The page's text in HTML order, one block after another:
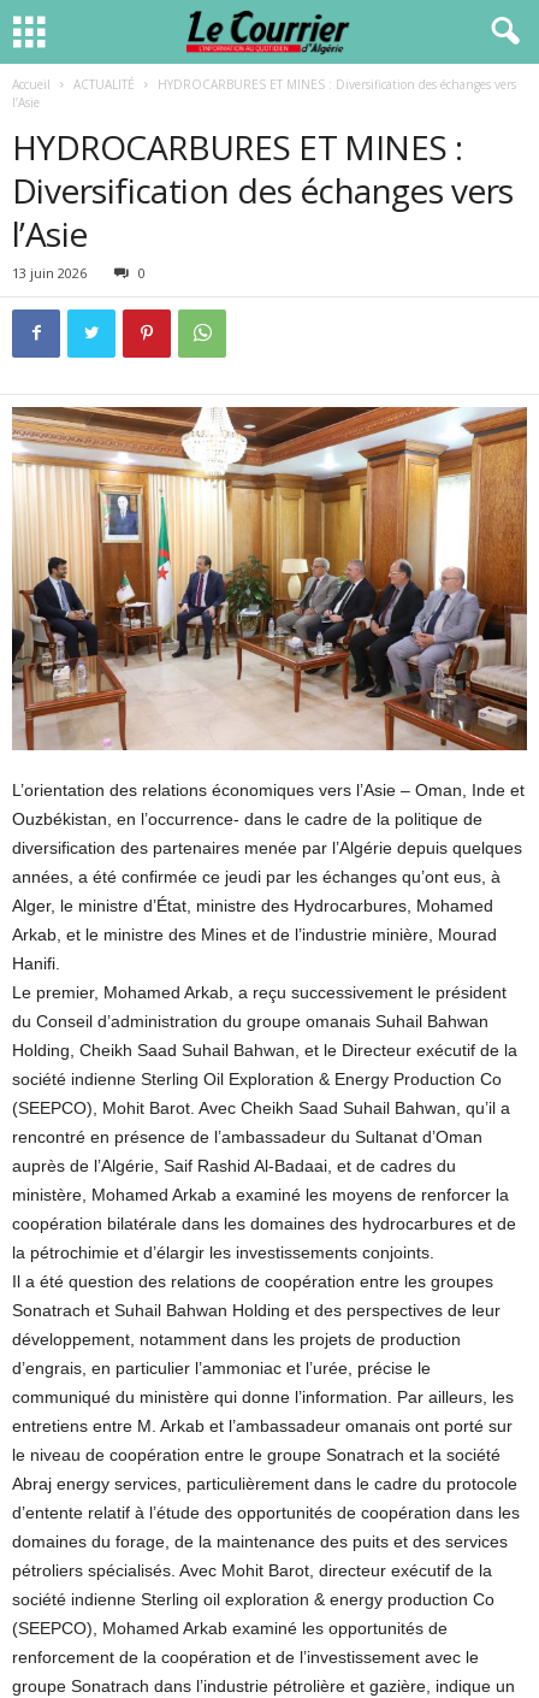
Accueil ACTUALITÉ
HYDROCARBURES ET MINES : Diversification des échanges vers
l’Asie
HYDROCARBURES ET MINES :
Diversification des échanges vers
l’Asie
13 juin 2026 0
L’orientation des relations économiques vers l’Asie – Oman, Inde et
Ouzbékistan, en l’occurrence- dans le cadre de la politique de
diversification des partenaires menée par l’Algérie depuis quelques
années, a été confirmée ce jeudi par les échanges qu’ont eus, à
Alger, le ministre d’État, ministre des Hydrocarbures, Mohamed
Arkab, et le ministre des Mines et de l’industrie minière, Mourad
Hanifi.
Le premier, Mohamed Arkab, a reçu successivement le président
du Conseil d’administration du groupe omanais Suhail Bahwan
Holding, Cheikh Saad Suhail Bahwan, et le Directeur exécutif de la
société indienne Sterling Oil Exploration & Energy Production Co
(SEEPCO), Mohit Barot. Avec Cheikh Saad Suhail Bahwan, qu’il a
rencontré en présence de l’ambassadeur du Sultanat d’Oman
auprès de l’Algérie, Saif Rashid Al-Badaai, et de cadres du
ministère, Mohamed Arkab a examiné les moyens de renforcer la
coopération bilatérale dans les domaines des hydrocarbures et de
la pétrochimie et d’élargir les investissements conjoints.
Il a été question des relations de coopération entre les groupes
Sonatrach et Suhail Bahwan Holding et des perspectives de leur
développement, notamment dans les projets de production
d’engrais, en particulier l’ammoniac et l’urée, précise le
communiqué du ministère qui donne l’information. Par ailleurs, les
entretiens entre M. Arkab et l’ambassadeur omanais ont porté sur
le niveau de coopération entre le groupe Sonatrach et la société
Abraj energy services, particulièrement dans le cadre du protocole
d’entente relatif à l’étude des opportunités de coopération dans les
domaines du forage, de la maintenance des puits et des services
pétroliers spécialisés. Avec Mohit Barot, directeur exécutif de la
société indienne Sterling oil exploration & energy production Co
(SEEPCO), Mohamed Arkab examiné les opportunités de
renforcement de la coopération et de l’investissement avec le
groupe Sonatrach dans l’industrie pétrolière et gazière, indique un